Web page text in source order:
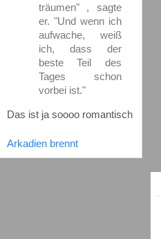
träumen" , sagte
er. "Und wenn ich
aufwache, weiß
ich, dass der
beste Teil des
Tages schon
vorbei ist."
Das ist ja soooo romantisch
Arkadien brennt